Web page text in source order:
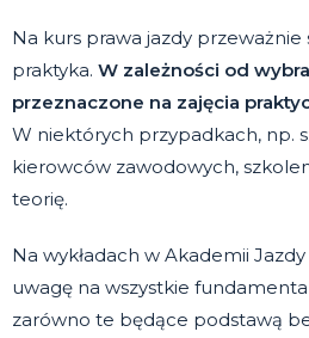
Na kurs prawa jazdy przeważnie
praktyka. W zależności od
przeznaczone na zajęcia
W niektórych przypadkach, np.
kierowców zawodowych,
teorię.
Na wykładach w Akademii
uwagę na wszystkie
zarówno te będące podstawą